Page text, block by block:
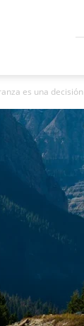
es una decisión